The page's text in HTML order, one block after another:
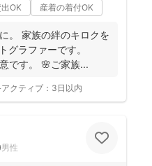
OK 産着の着付OK
。 家族の絆のキロクを
グラファーです。
です。 🌸ご家族...
クティブ： 3日以内
男性